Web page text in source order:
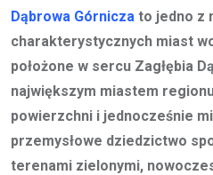
Dąbrowa Górnicza to jedno z
charakterystycznych miast
położone w sercu Zagłębia
największym miastem
powierzchni i jednocześnie
przemysłowe dziedzictwo
terenami zielonymi,